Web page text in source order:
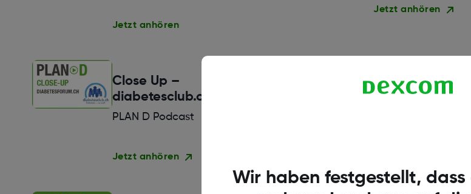
Jetzt anhören
Jetzt anhören
Close Up –
diabetesclub.ch
PLAN D Podcast
Jetzt anhören
LADA - und
Diabetes-Typen
Wir haben festgestellt, dass